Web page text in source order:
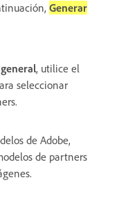
Generar
, utilice el
seleccionar
de Adobe,
de partners